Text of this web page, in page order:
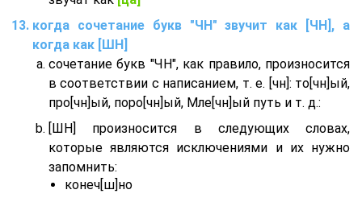
когда сочетание букв "ЧН" звучит как [ЧН], а
когда как [ШН]
сочетание букв "ЧН", как правило, произносится
в соответствии с написанием, т. е. [чн]: то[чн]ый,
про[чн]ый, поро[чн]ый, Мле[чн]ый путь и т. д.:
[ШН] произносится в следующих словах,
которые являются исключениями и их нужно
запомнить:
конеч[ш]но